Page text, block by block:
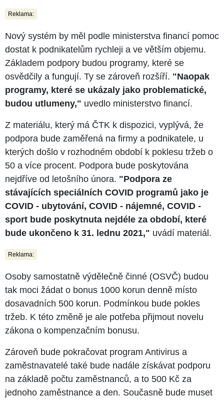
Reklama:
Nový systém by měl podle ministerstva financí pomoc
dostat k podnikatelům rychleji a ve větším objemu.
Základem podpory budou programy, které se
osvědčily a fungují. Ty se zároveň rozšíří. "Naopak
programy, které se ukázaly jako problematické,
budou utlumeny," uvedlo ministerstvo financí.
Z materiálu, který má ČTK k dispozici, vyplývá, že
podpora bude zaměřená na firmy a podnikatele, u
kterých došlo v rozhodném období k poklesu tržeb o
50 a více procent. Podpora bude poskytována
nejdříve od letošního února. "Podpora ze
stávajících speciálních COVID programů jako je
COVID - ubytování, COVID - nájemné, COVID -
sport bude poskytnuta nejdéle za období, které
bude ukončeno k 31. lednu 2021," uvádí materiál.
Reklama:
Osoby samostatně výdělečně činné (OSVČ) budou
tak moci žádat o bonus 1000 korun denně místo
dosavadních 500 korun. Podmínkou bude pokles
tržeb. K této změně je ale potřeba přijmout novelu
zákona o kompenzačním bonusu.
Zároveň bude pokračovat program Antivirus a
zaměstnavatelé také bude nadále získávat podporu
na základě počtu zaměstnanců, a to 500 Kč za
jednoho zaměstnance a den. Současně bude muset